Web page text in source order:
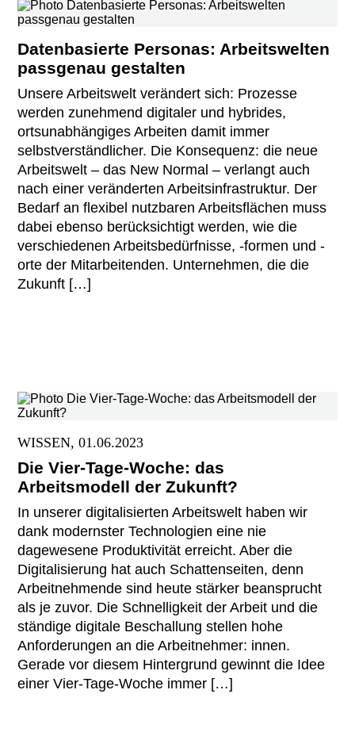
Datenbasierte Personas: Arbeitswelten
passgenau gestalten
Unsere Arbeitswelt verändert sich: Prozesse
werden zunehmend digitaler und hybrides,
ortsunabhängiges Arbeiten damit immer
selbstverständlicher. Die Konsequenz: die neue
Arbeitswelt – das New Normal – verlangt auch
nach einer veränderten Arbeitsinfrastruktur. Der
Bedarf an flexibel nutzbaren Arbeitsflächen muss
dabei ebenso berücksichtigt werden, wie die
verschiedenen Arbeitsbedürfnisse, -formen und -
orte der Mitarbeitenden. Unternehmen, die die
Zukunft […]
WISSEN, 01.06.2023
Die Vier-Tage-Woche: das
Arbeitsmodell der Zukunft?
In unserer digitalisierten Arbeitswelt haben wir
dank modernster Technologien eine nie
dagewesene Produktivität erreicht. Aber die
Digitalisierung hat auch Schattenseiten, denn
Arbeitnehmende sind heute stärker beansprucht
als je zuvor. Die Schnelligkeit der Arbeit und die
ständige digitale Beschallung stellen hohe
Anforderungen an die Arbeitnehmer: innen.
Gerade vor diesem Hintergrund gewinnt die Idee
einer Vier-Tage-Woche immer […]